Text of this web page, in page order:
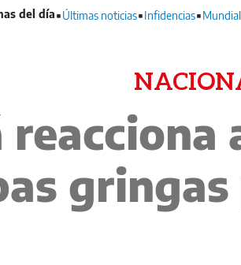
Últimas noticias Infidencias
reacciona
gringas